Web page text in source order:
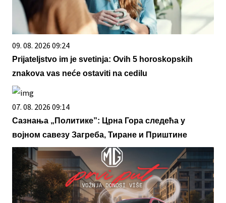
09. 08. 2026 09:24
Prijateljstvo im je svetinja: Ovih 5 horoskopskih
znakova vas neće ostaviti na cedilu
07. 08. 2026 09:14
Сазнања „Политике”: Црна Гора следећа у
војном савезу Загреба, Тиране и Приштине